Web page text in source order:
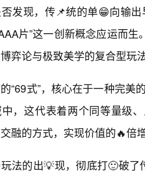
发现，传📌统的单😁向输
片”这一创新概念应运而
弈论与极致美学的复合型玩
“69式”，核心在于一种完美
，这代表着两个同等量级
融的方式，实现价值的🔥倍
法的出💡现，彻底打🙂破了